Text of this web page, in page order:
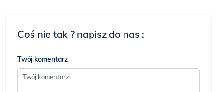
Coś nie tak ? napisz do nas :
Twój komentarz